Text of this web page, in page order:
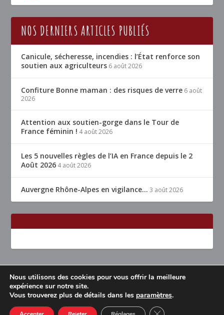
NOS DERNIERS ARTICLES PUBLIÉS
Canicule, sécheresse, incendies : l’État renforce son
soutien aux agriculteurs 6 août 2026
Confiture Bonne maman : des risques de verre 6 août
2026
Attention aux soutien-gorge dans le Tour de
France féminin ! 4 août 2026
Les 5 nouvelles règles de l’IA en France depuis le 2
Août 2026 4 août 2026
Auvergne Rhône-Alpes en vigilance… 3 août 2026
Conçu parElegant Themes | Propulsé parWordPress
Accueil Restaurants Lyon & alentours
Mentions légales
Contact
Nous utilisons des cookies pour vous offrir la meilleure
expérience sur notre site.
Vous trouverez plus de détails dans les paramètres.
CLOSE GDPR